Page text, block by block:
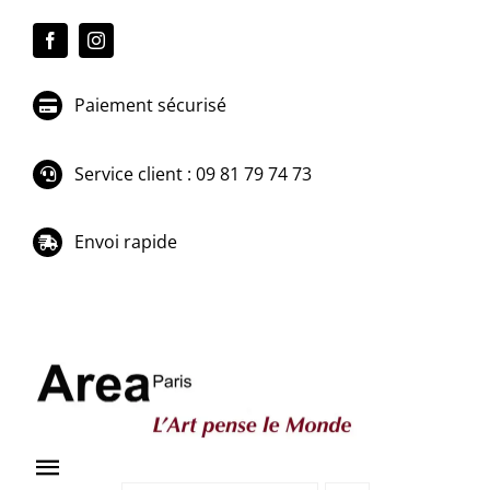
Paiement sécurisé
Service client : 09 81 79 74 73
Envoi rapide